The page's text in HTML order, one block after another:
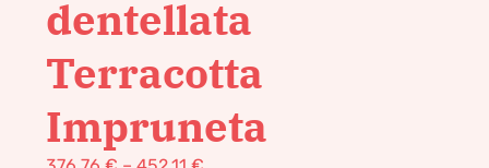
dentellata
Terracotta
Impruneta